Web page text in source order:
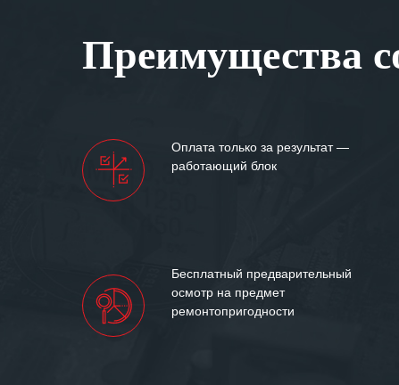
Преимущества
Оплата только за результат —
работающий блок
Бесплатный предварительный
осмотр на предмет
ремонтопригодности